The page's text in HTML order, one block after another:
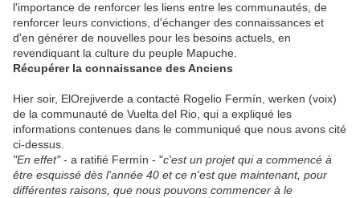
l'importance de renforcer les liens entre les communautés, de
renforcer leurs convictions, d'échanger des connaissances et
d'en générer de nouvelles pour les besoins actuels, en
revendiquant la culture du peuple Mapuche.
Récupérer la connaissance des Anciens
Hier soir, ElOrejiverde a contacté Rogelio Fermín, werken (voix)
de la communauté de Vuelta del Rio, qui a expliqué les
informations contenues dans le communiqué que nous avons cité
ci-dessus.
"En effet"- a ratifié Fermín - "c'est un projet qui a commencé à
être esquissé dès l'année 40 et ce n'est que maintenant, pour
différentes raisons, que nous pouvons commencer à le